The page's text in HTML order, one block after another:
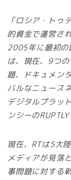
「ロシア・トゥ
的資金で運営さ
2005年に最初の
は、現在、9つ
題、ドキュメン
バルなニュース
デジタルプラッ
ンシーの
現在、RTは5大
メディアが見落
事問題に対する